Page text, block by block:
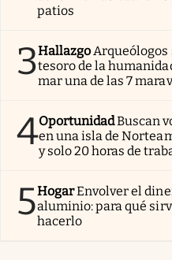
patios
3Hallazgo Arqueólogos
tesoro de la
mar una de las 7
4OportunidadBuscan
en una isla de
y solo 20 horas de
5HogarEnvolver el
aluminio: para qué
hacerlo